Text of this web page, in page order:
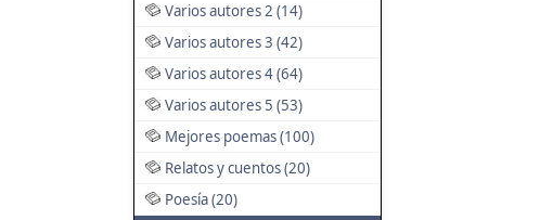
Varios autores 2 (14)
Varios autores 3 (42)
Varios autores 4 (64)
Varios autores 5 (53)
Mejores poemas (100)
Relatos y cuentos (20)
Poesía (20)